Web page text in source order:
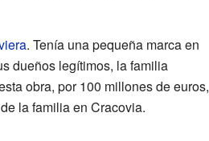
. Tenía una pequeña marca en
dueños legítimos, la familia
obra, por 100 millones de euros,
la familia en Cracovia.